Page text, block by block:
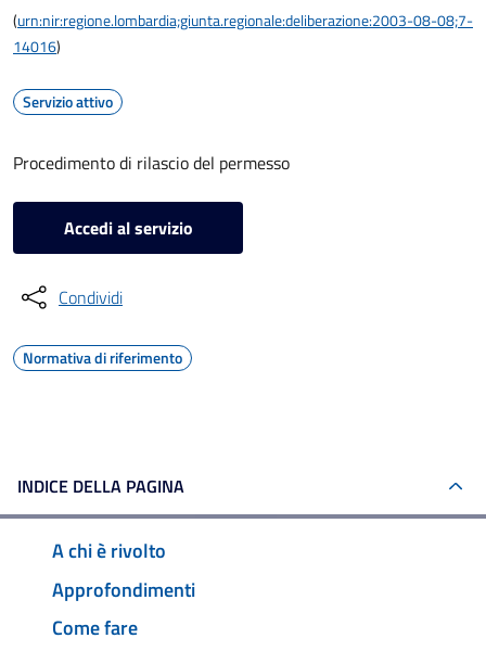
(urn:nir:regione.lombardia;giunta.regionale:deliberazione:2003-08-08;7-
14016)
Servizio attivo
Procedimento di rilascio del permesso
Accedi al servizio
Condividi
Normativa di riferimento
INDICE DELLA PAGINA
A chi è rivolto
Approfondimenti
Come fare